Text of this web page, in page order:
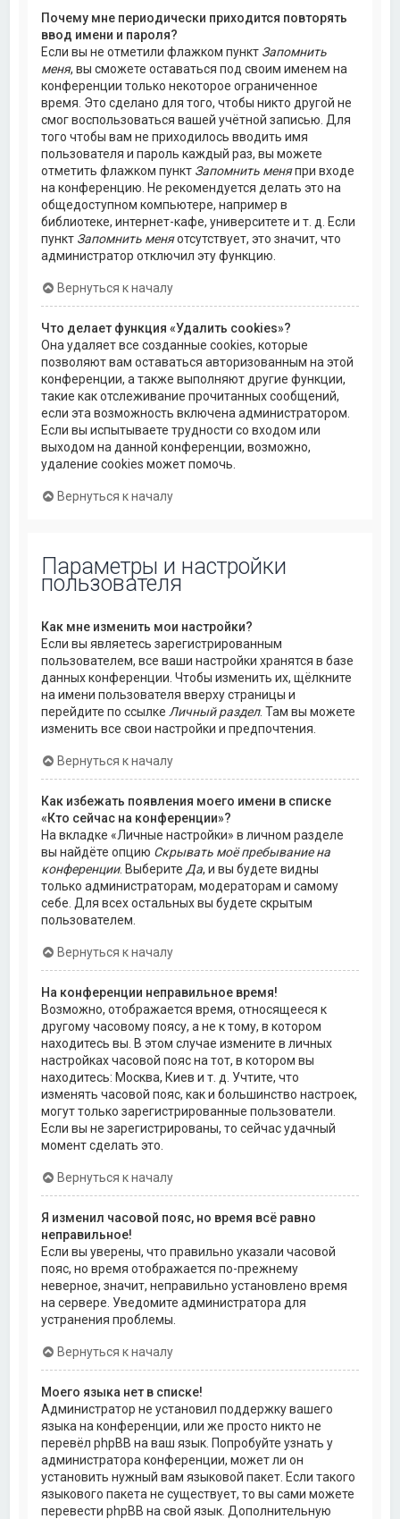
Почему мне периодически приходится повторять
ввод имени и пароля?
Если вы не отметили флажком пункт Запомнить
меня, вы сможете оставаться под своим именем на
конференции только некоторое ограниченное
время. Это сделано для того, чтобы никто другой не
смог воспользоваться вашей учётной записью. Для
того чтобы вам не приходилось вводить имя
пользователя и пароль каждый раз, вы можете
отметить флажком пункт Запомнить меняпри входе
на конференцию. Не рекомендуется делать это на
общедоступном компьютере, например в
библиотеке, интернет-кафе, университете и т. д. Если
пункт Запомнить меняотсутствует, это значит, что
администратор отключил эту функцию.
Вернуться к началу
Что делает функция «Удалить cookies»?
Она удаляет все созданные cookies, которые
позволяют вам оставаться авторизованным на этой
конференции, а также выполняют другие функции,
такие как отслеживание прочитанных сообщений,
если эта возможность включена администратором.
Если вы испытываете трудности со входом или
выходом на данной конференции, возможно,
удаление cookies может помочь.
Вернуться к началу
Параметры и настройки
пользователя
Как мне изменить мои настройки?
Если вы являетесь зарегистрированным
пользователем, все ваши настройки хранятся в базе
данных конференции. Чтобы изменить их, щёлкните
на имени пользователя вверху страницы и
перейдите по ссылке Личный раздел. Там вы можете
изменить все свои настройки и предпочтения.
Вернуться к началу
Как избежать появления моего имени в списке
«Кто сейчас на конференции»?
На вкладке «Личные настройки» в личном разделе
вы найдёте опцию Скрывать моё пребывание на
конференции. Выберите Да, и вы будете видны
только администраторам, модераторам и самому
себе. Для всех остальных вы будете скрытым
пользователем.
Вернуться к началу
На конференции неправильное время!
Возможно, отображается время, относящееся к
другому часовому поясу, а не к тому, в котором
находитесь вы. В этом случае измените в личных
настройках часовой пояс на тот, в котором вы
находитесь: Москва, Киев и т. д. Учтите, что
изменять часовой пояс, как и большинство настроек,
могут только зарегистрированные пользователи.
Если вы не зарегистрированы, то сейчас удачный
момент сделать это.
Вернуться к началу
Я изменил часовой пояс, но время всё равно
неправильное!
Если вы уверены, что правильно указали часовой
пояс, но время отображается по-прежнему
неверное, значит, неправильно установлено время
на сервере. Уведомите администратора для
устранения проблемы.
Вернуться к началу
Моего языка нет в списке!
Администратор не установил поддержку вашего
языка на конференции, или же просто никто не
перевёл phpBB на ваш язык. Попробуйте узнать у
администратора конференции, может ли он
установить нужный вам языковой пакет. Если такого
языкового пакета не существует, то вы сами можете
перевести phpBB на свой язык. Дополнительную